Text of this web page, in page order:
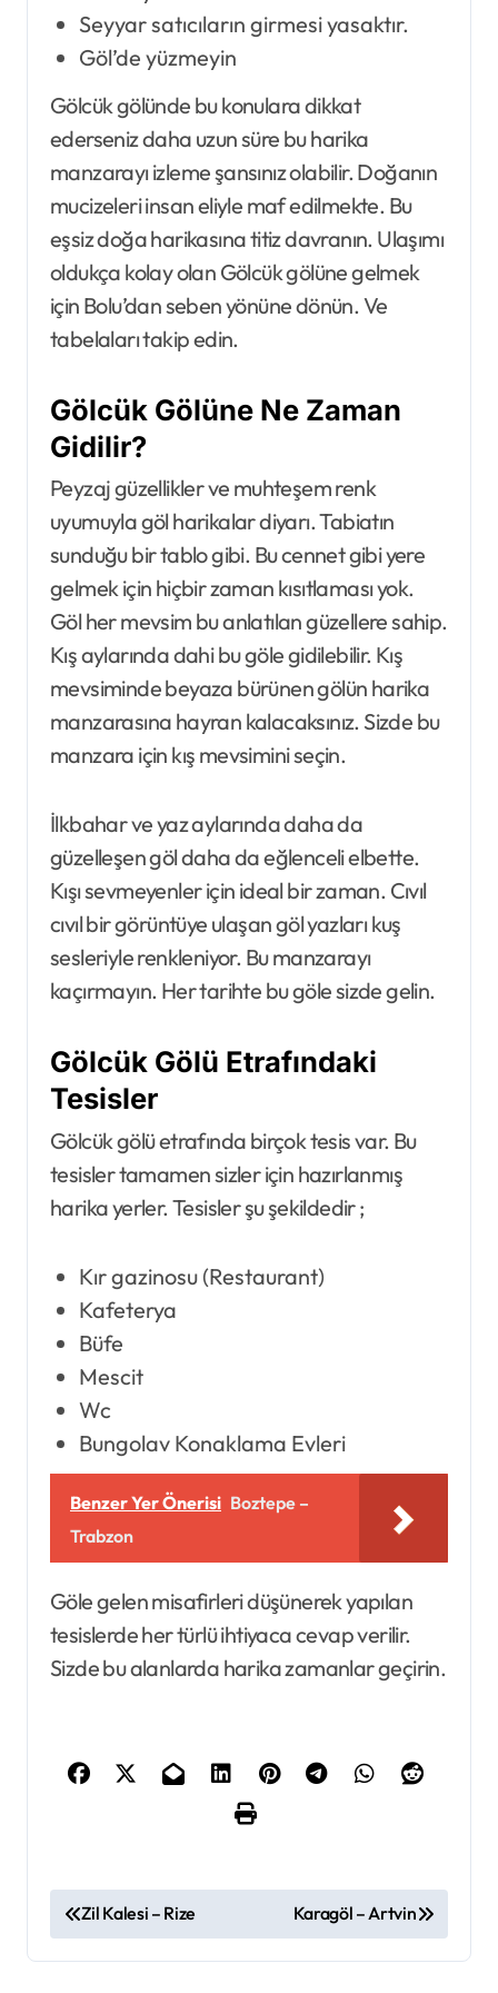
Seyyar satıcıların girmesi yasaktır.
Göl’de yüzmeyin
Gölcük gölünde bu konulara dikkat
ederseniz daha uzun süre bu harika
manzarayı izleme şansınız olabilir. Doğanın
mucizeleri insan eliyle maf edilmekte. Bu
eşsiz doğa harikasına titiz davranın. Ulaşımı
oldukça kolay olan Gölcük gölüne gelmek
için Bolu’dan seben yönüne dönün. Ve
tabelaları takip edin.
Gölcük Gölüne Ne Zaman
Gidilir?
Peyzaj güzellikler ve muhteşem renk
uyumuyla göl harikalar diyarı. Tabiatın
sunduğu bir tablo gibi. Bu cennet gibi yere
gelmek için hiçbir zaman kısıtlaması yok.
Göl her mevsim bu anlatılan güzellere sahip.
Kış aylarında dahi bu göle gidilebilir. Kış
mevsiminde beyaza bürünen gölün harika
manzarasına hayran kalacaksınız. Sizde bu
manzara için kış mevsimini seçin.
İlkbahar ve yaz aylarında daha da
güzelleşen göl daha da eğlenceli elbette.
Kışı sevmeyenler için ideal bir zaman. Cıvıl
cıvıl bir görüntüye ulaşan göl yazları kuş
sesleriyle renkleniyor. Bu manzarayı
kaçırmayın. Her tarihte bu göle sizde gelin.
Gölcük Gölü Etrafındaki
Tesisler
​​​​Gölcük gölü etrafında birçok tesis var. Bu
tesisler tamamen sizler için hazırlanmış
harika yerler. Tesisler şu şekildedir ;
Kır gazinosu (Restaurant)
Kafeterya
Büfe
Mescit
Wc
Bungolav Konaklama Evleri
Benzer Yer Önerisi Boztepe –
Trabzon
Göle gelen misafirleri düşünerek yapılan
tesislerde her türlü ihtiyaca cevap verilir.
Sizde bu alanlarda harika zamanlar geçirin.
Y
a
Zil Kalesi – Rize Karagöl – Artvin